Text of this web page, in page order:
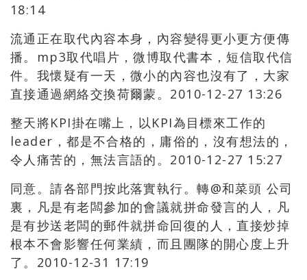
18:14
流通正在取代內容本身，內容變得更小更方便傳
播。mp3取代唱片，微博取代書本，短信取代信
件。我懷疑有一天，微小的內容也沒有了，大家
直接通過網絡交換荷爾蒙。2010-12-27 13:26
整天將KPI掛在嘴上，以KPI為目標來工作的
leader，都是不合格的，庸俗的，沒有想法的，
令人痛苦的，無法言語的。2010-12-27 15:27
同意。請各部門按此落實執行。轉@和菜頭 公司
裏，凡是有老闆參加的會議就拼命發言的人，凡
是有抄送老闆的郵件就拼命回復的人，直接炒掉
根本不會影響任何業績，而且團隊的開心度上升
了。2010-12-31 17:19